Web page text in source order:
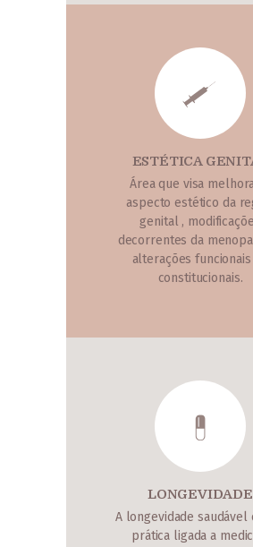
ESTÉTICA
Área que visa
aspecto estético da
genital ,
decorrentes da
alterações
constitucionais.
LONGEVIDADE
A longevidade saudável
prática ligada a